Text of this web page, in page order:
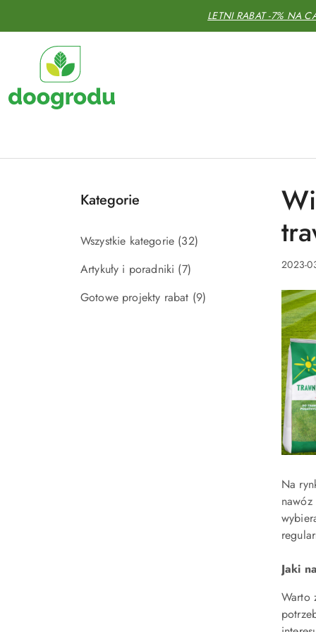
LETNI RABAT -7% NA
Kategorie
Wszystkie kategorie (32)
Artykuły i poradniki (7)
Gotowe projekty rabat (9)
2023-
Na
Jaki
Warto